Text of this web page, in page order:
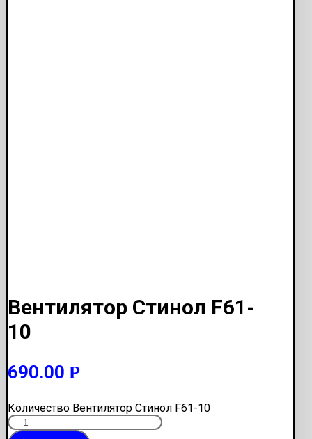
Вентилятор Стинол F61-
10
690.00 Р
Количество Вентилятор Стинол F61-10